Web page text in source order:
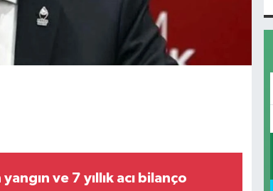
ve 7 yıllık acı bilanço